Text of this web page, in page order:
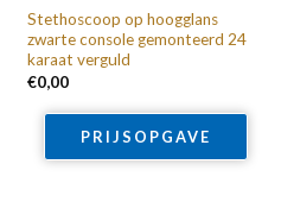
Stethoscoop op hoogglans
zwarte console gemonteerd 24
karaat verguld
€0,00
PRIJSOPGAVE